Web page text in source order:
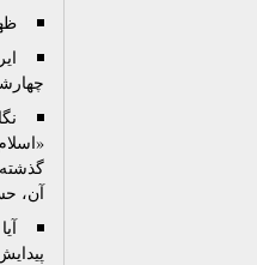
چهارشنبه 1
آن،